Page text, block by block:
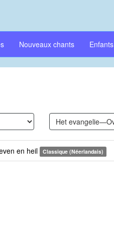
Nouveaux chants Enfants
en heil Classique (Néerlandais)